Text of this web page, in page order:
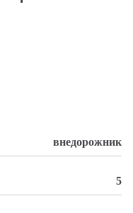
внедорожник
5